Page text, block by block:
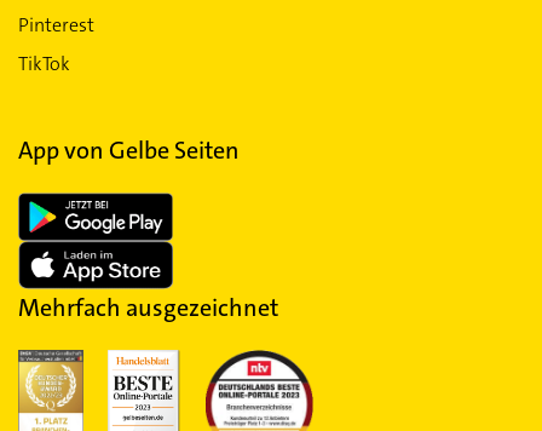
Pinterest
TikTok
App von Gelbe Seiten
Mehrfach ausgezeichnet